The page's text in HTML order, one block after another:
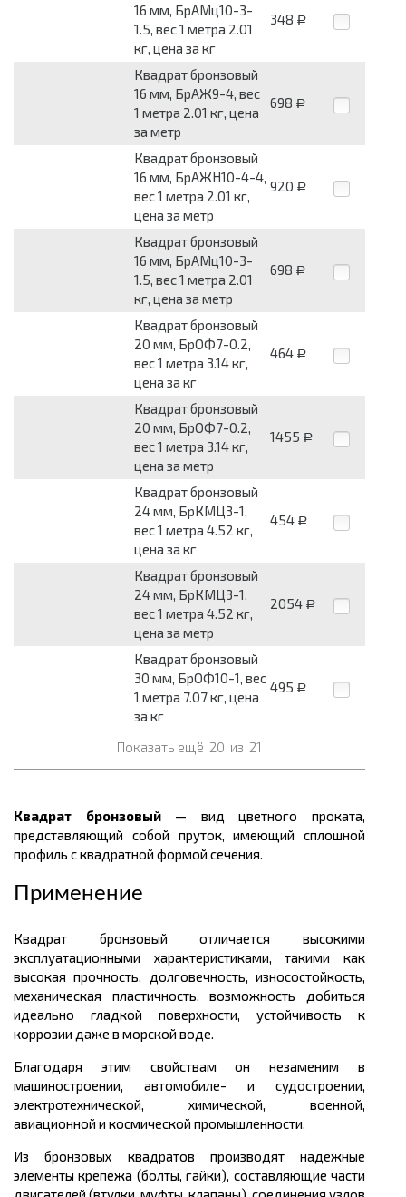
16 мм, БрАМц10-3-
1.5, вес 1 метра 2.01
кг, цена за кг
348 Р
Квадрат бронзовый
16 мм, БрАЖ9-4, вес
1 метра 2.01 кг, цена
за метр
698 Р
Квадрат бронзовый
16 мм, БрАЖН10-4-4,
вес 1 метра 2.01 кг,
цена за метр
920 Р
Квадрат бронзовый
16 мм, БрАМц10-3-
1.5, вес 1 метра 2.01
кг, цена за метр
698 Р
Квадрат бронзовый
20 мм, БрОФ7-0.2,
вес 1 метра 3.14 кг,
цена за кг
464 Р
Квадрат бронзовый
20 мм, БрОФ7-0.2,
вес 1 метра 3.14 кг,
цена за метр
1455 Р
Квадрат бронзовый
24 мм, БрКМЦ3-1,
вес 1 метра 4.52 кг,
цена за кг
454 Р
Квадрат бронзовый
24 мм, БрКМЦ3-1,
вес 1 метра 4.52 кг,
цена за метр
2054 Р
Квадрат бронзовый
30 мм, БрОФ10-1, вес
1 метра 7.07 кг, цена
за кг
495 Р
Показать ещё 20 из 21
Квадрат бронзовый— вид цветного проката,
представляющий собой пруток, имеющий сплошной
профиль с квадратной формой сечения.
Применение
Квадрат бронзовый отличается высокими
эксплуатационными характеристиками, такими как
высокая прочность, долговечность, износостойкость,
механическая пластичность, возможность добиться
идеально гладкой поверхности, устойчивость к
коррозии даже в морской воде.
Благодаря этим свойствам он незаменим в
машиностроении, автомобиле- и судостроении,
электротехнической, химической, военной,
авиационной и космической промышленности.
Из бронзовых квадратов производят надежные
элементы крепежа (болты, гайки), составляющие части